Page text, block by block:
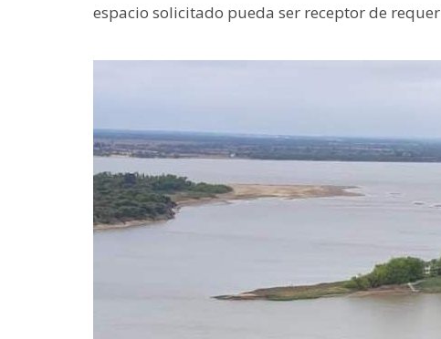
espacio solicitado pueda ser receptor de